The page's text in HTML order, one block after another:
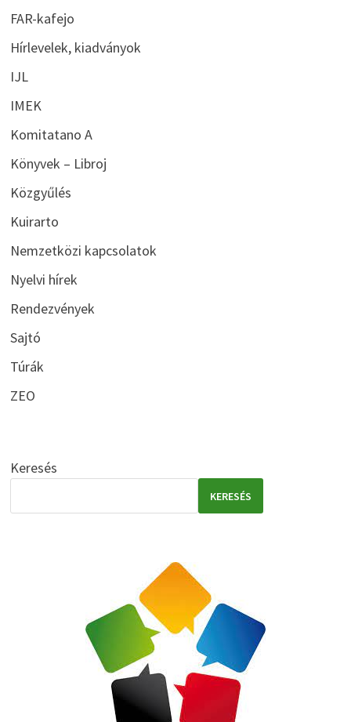
FAR-kafejo
Hírlevelek, kiadványok
IJL
IMEK
Komitatano A
Könyvek – Libroj
Közgyűlés
Kuirarto
Nemzetközi kapcsolatok
Nyelvi hírek
Rendezvények
Sajtó
Túrák
ZEO
Keresés
KERESÉS